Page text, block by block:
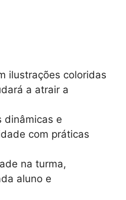
ilustrações coloridas
a atrair a
dinâmicas e
com práticas
na turma,
aluno e